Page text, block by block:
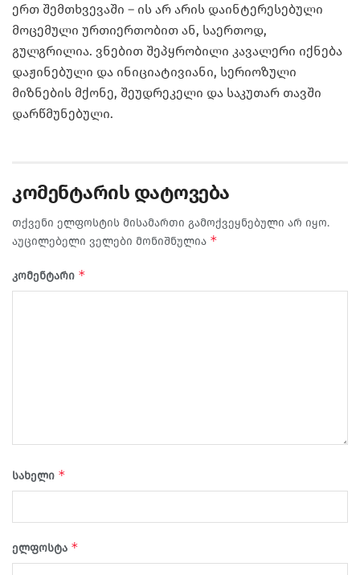
ერთ შემთხვევაში – ის არ არის დაინტერესებული
მოცემული ურთიერთობით ან, საერთოდ,
გულგრილია. ვნებით შეპყრობილი კავალერი იქნება
დაჟინებული და ინიციატივიანი, სერიოზული
მიზნების მქონე, შეუდრეკელი და საკუთარ თავში
დარწმუნებული.
კომენტარის დატოვება
თქვენი ელფოსტის მისამართი გამოქვეყნებული არ იყო.
აუცილებელი ველები მონიშნულია *
კომენტარი *
სახელი *
ელფოსტა *